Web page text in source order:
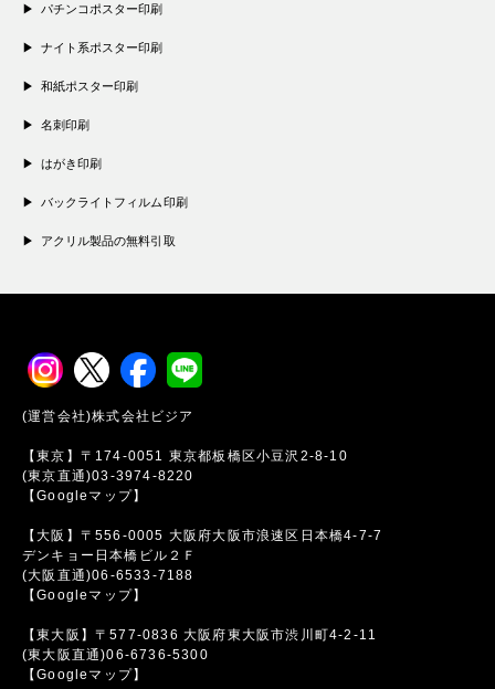
パチンコポスター印刷
ナイト系ポスター印刷
和紙ポスター印刷
名刺印刷
はがき印刷
バックライトフィルム印刷
アクリル製品の無料引取
(運営会社)株式会社ビジア
【東京】〒174-0051 東京都板橋区小豆沢2-8-10
(東京直通)03-3974-8220
【Googleマップ】
【大阪】〒556-0005 大阪府大阪市浪速区日本橋4-7-7
デンキョー日本橋ビル２Ｆ
(大阪直通)06-6533-7188
【Googleマップ】
【東大阪】〒577-0836 大阪府東大阪市渋川町4-2-11
(東大阪直通)06-6736-5300
【Googleマップ】